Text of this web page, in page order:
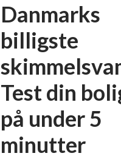
Danmarks
billigste
Test din
på under 5
minutter